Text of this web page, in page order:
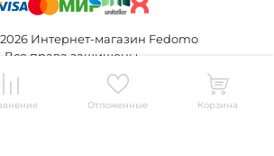
Интернет-магазин Fedomo
Все права защищены.
Создание сайта —
Отложенные Корзина